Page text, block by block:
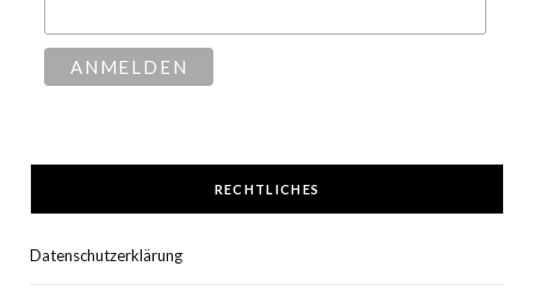
RECHTLICHES
Datenschutzerklärung